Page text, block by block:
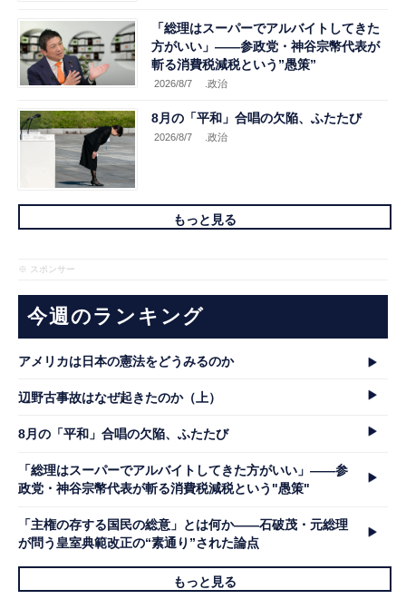
「総理はスーパーでアルバイトしてきた
方がいい」――参政党・神谷宗幣代表が
斬る消費税減税という”愚策”
2026/8/7 .政治
8月の「平和」合唱の欠陥、ふたたび
2026/8/7 .政治
もっと見る
※ スポンサー
今週のランキング
アメリカは日本の憲法をどうみるのか
辺野古事故はなぜ起きたのか（上）
8月の「平和」合唱の欠陥、ふたたび
「総理はスーパーでアルバイトしてきた方がいい」――参
政党・神谷宗幣代表が斬る消費税減税という"愚策"
「主権の存する国民の総意」とは何か――石破茂・元総理
が問う皇室典範改正の“素通り”された論点
もっと見る